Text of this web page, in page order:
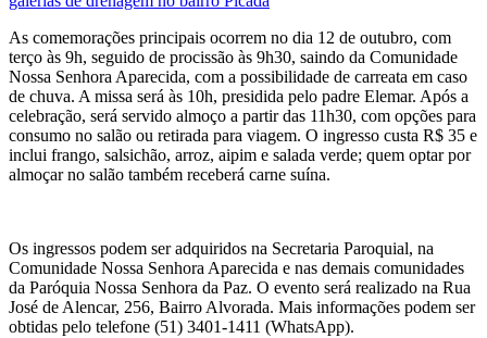
As comemorações principais ocorrem no dia 12 de outubro, com
terço às 9h, seguido de procissão às 9h30, saindo da Comunidade
Nossa Senhora Aparecida, com a possibilidade de carreata em caso
de chuva. A missa será às 10h, presidida pelo padre Elemar. Após a
celebração, será servido almoço a partir das 11h30, com opções para
consumo no salão ou retirada para viagem. O ingresso custa R$ 35 e
inclui frango, salsichão, arroz, aipim e salada verde; quem optar por
almoçar no salão também receberá carne suína.
Os ingressos podem ser adquiridos na Secretaria Paroquial, na
Comunidade Nossa Senhora Aparecida e nas demais comunidades
da Paróquia Nossa Senhora da Paz. O evento será realizado na Rua
José de Alencar, 256, Bairro Alvorada. Mais informações podem ser
obtidas pelo telefone (51) 3401-1411 (WhatsApp).